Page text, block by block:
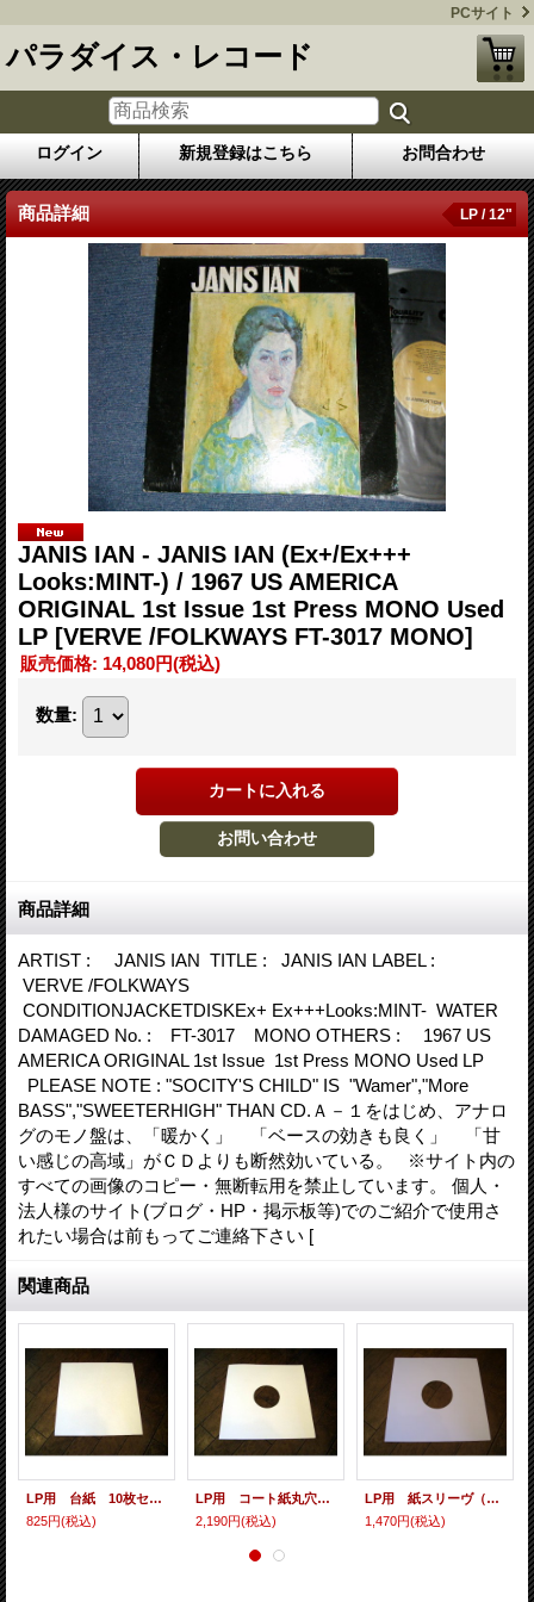
PCサイト
パラダイス・レコード
ログイン 新規登録はこちら お問合わせ
商品詳細 LP / 12"
JANIS IAN - JANIS IAN (Ex+/Ex+++
Looks:MINT-) / 1967 US AMERICA
ORIGINAL 1st Issue 1st Press MONO Used
LP [VERVE /FOLKWAYS FT-3017 MONO]
販売価格: 14,080円(税込)
数量:
商品詳細
ARTIST : JANIS IAN TITLE : JANIS IAN LABEL :
VERVE /FOLKWAYS
CONDITIONJACKETDISKEx+ Ex+++Looks:MINT- WATER
DAMAGED No. : FT-3017 MONO OTHERS : 1967 US
AMERICA ORIGINAL 1st Issue 1st Press MONO Used LP
PLEASE NOTE : "SOCITY'S CHILD" IS "Wamer","More
BASS","SWEETERHIGH" THAN CD.Ａ－１をはじめ、アナロ
グのモノ盤は、「暖かく」 「ベースの効きも良く」 「甘
い感じの高域」がＣＤよりも断然効いている。 ※サイト内の
すべての画像のコピー・無断転用を禁止しています。 個人・
法人様のサイト(ブログ・HP・掲示板等)でのご紹介で使用さ
れたい場合は前もってご連絡下さい [
関連商品
LP用 台紙 10枚セット
825円(税込)
LP用 コート紙丸穴ジャケ 10枚セット
2,190円(税込)
LP用 紙スリーヴ（レギュラー 四角の角） 10枚セット
1,470円(税込)